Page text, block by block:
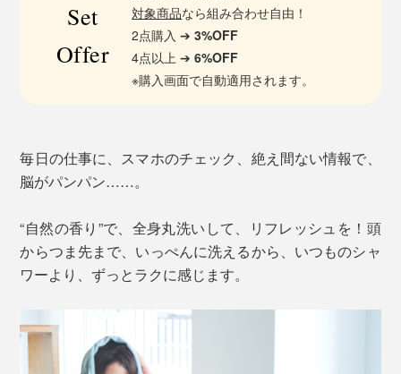
Set
Offer
対象商品なら組み合わせ自由！
2点購入 ➔3%OFF
4点以上 ➔6%OFF
※購入画面で自動適用されます。
毎日の仕事に、スマホのチェック、絶え間ない情報で、
脳がパンパン……。
“自然の香り”で、全身丸洗いして、リフレッシュを！頭
からつま先まで、いっぺんに洗えるから、いつものシャ
ワーより、ずっとラクに感じます。